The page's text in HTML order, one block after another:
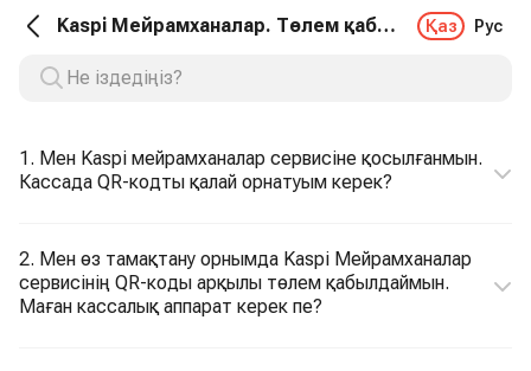
Kaspi Мейрамханалар. Төлем қабылдау Қаз Рус
1. Мен Kaspi мейрамханалар сервисіне қосылғанмын.
Кассада QR-кодты қалай орнатуым керек?
2. Мен өз тамақтану орнымда Kaspi Мейрамханалар
сервисінің QR-коды арқылы төлем қабылдаймын.
Маған кассалық аппарат керек пе?